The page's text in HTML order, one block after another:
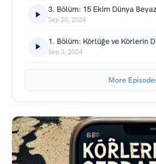
Sep 20, 2024
Sep 3, 2024
More